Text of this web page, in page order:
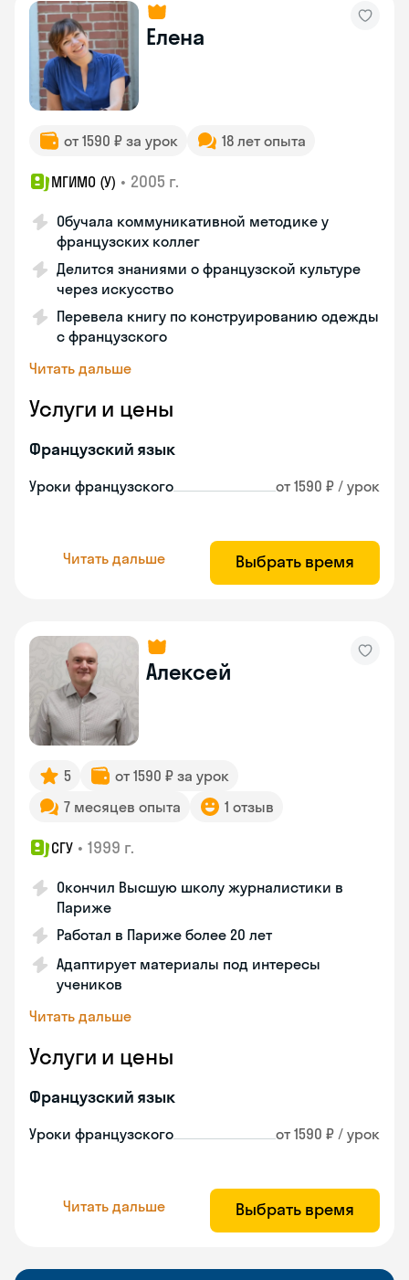
Елена
от 1590 ₽ за урок 18 лет опыта
МГИМО (У) • 2005 г.
Обучала коммуникативной методике у
французских коллег
Делится знаниями о французской культуре
через искусство
Перевела книгу по конструированию одежды
с французского
Читать дальше
Услуги и цены
Французский язык
Уроки французского от 1590 ₽ / урок
Читать дальше Выбрать время
Алексей
5
от 1590 ₽ за урок
7 месяцев опыта
1 отзыв
СГУ • 1999 г.
Окончил Высшую школу журналистики в
Париже
Работал в Париже более 20 лет
Адаптирует материалы под интересы
учеников
Читать дальше
Услуги и цены
Французский язык
Уроки французского от 1590 ₽ / урок
Читать дальше Выбрать время